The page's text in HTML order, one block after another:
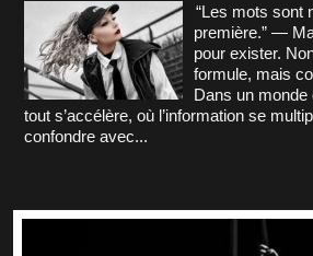
“Les mots sont
première.” —
pour exister.
formule, mais
Dans un monde
tout s’accélère, où l’information se
confondre avec...